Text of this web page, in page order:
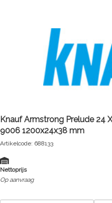
Knauf Armstrong Prelude 24
9006 1200x24x38 mm
Artikelcode: 688133
Nettoprijs
Op aanvraag